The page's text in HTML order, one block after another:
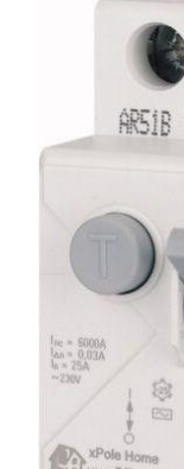
EATON
(194685)